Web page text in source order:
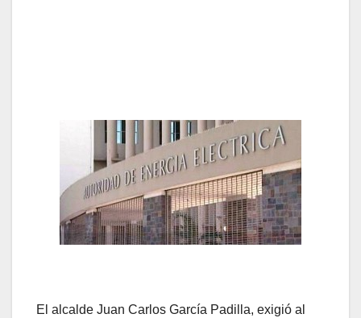
El alcalde Juan Carlos García Padilla, exigió al